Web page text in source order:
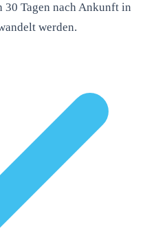
Tagen nach Ankunft in
werden.